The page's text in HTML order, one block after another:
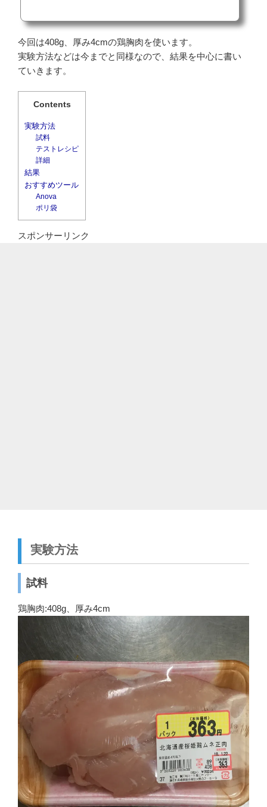
今回は408g、厚み4cmの鶏胸肉を使います。
実験方法などは今までと同様なので、結果を中心に書い
ていきます。
Contents
実験方法
試料
テストレシピ
詳細
結果
おすすめツール
Anova
ポリ袋
スポンサーリンク
実験方法
試料
鶏胸肉:408g、厚み4cm